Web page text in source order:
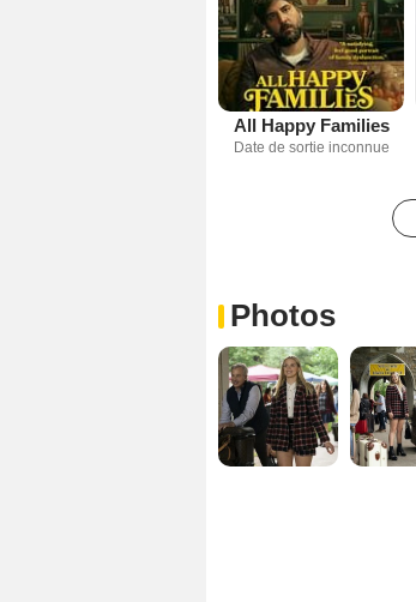
All Happy Families
Date de sortie inconnue
Photos